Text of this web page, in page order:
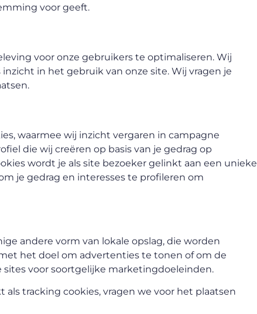
voor geeft.
voor onze gebruikers te optimaliseren. Wij
in het gebruik van onze site. Wij vragen je
waarmee wij inzicht vergaren in campagne
die wij creëren op basis van je gedrag op
wordt je als site bezoeker gelinkt aan een unieke
je gedrag en interesses te profileren om
andere vorm van lokale opslag, die worden
het doel om advertenties te tonen of om de
voor soortgelijke marketingdoeleinden.
tracking cookies, vragen we voor het plaatsen